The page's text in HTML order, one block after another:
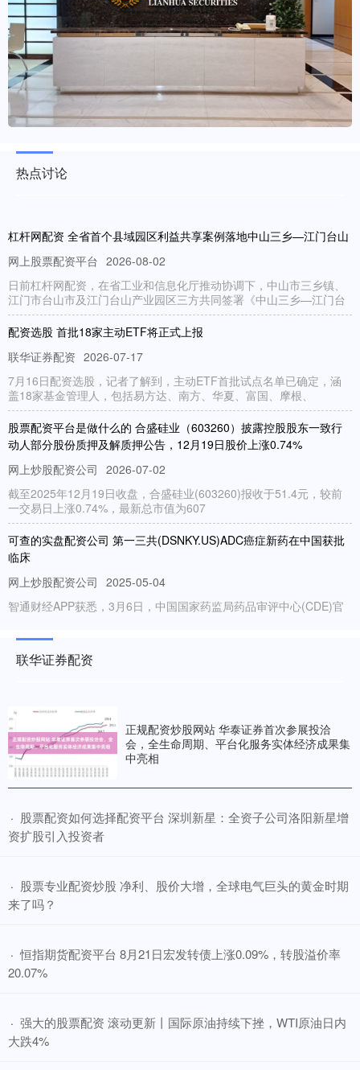
热点讨论
杠杆网配资 全省首个县域园区利益共享案例落地中山三乡—江门台山
网上股票配资平台 2026-08-02
日前杠杆网配资，在省工业和信息化厅推动协调下，中山市三乡镇、
江门市台山市及江门台山产业园区三方共同签署《中山三乡—江门台
配资选股 首批18家主动ETF将正式上报
联华证券配资 2026-07-17
7月16日配资选股，记者了解到，主动ETF首批试点名单已确定，涵
盖18家基金管理人，包括易方达、南方、华夏、富国、摩根、
股票配资平台是做什么的 合盛硅业（603260）披露控股股东一致行
动人部分股份质押及解质押公告，12月19日股价上涨0.74%
网上炒股配资公司 2026-07-02
截至2025年12月19日收盘，合盛硅业(603260)报收于51.4元，较前
一交易日上涨0.74%，最新总市值为607
可查的实盘配资公司 第一三共(DSNKY.US)ADC癌症新药在中国获批
临床
网上炒股配资公司 2025-05-04
智通财经APP获悉，3月6日，中国国家药监局药品审评中心(CDE)官
股票配资全攻略 新年抱团拓市场 浙江多个外贸团组赴境外参展
参加英国伯明翰春季消费品展，获取意向订单超2000万
联华证券配资
正规配资炒股网站 华泰证券首次参展投洽
会，全生命周期、平台化服务实体经济成果集
中亮相
· ​股票配资如何选择配资平台 深圳新星：全资子公司洛阳新星增
资扩股引入投资者
· ​股票专业配资炒股 净利、股价大增，全球电气巨头的黄金时期
来了吗？
· ​恒指期货配资平台 8月21日宏发转债上涨0.09%，转股溢价率
20.07%
· ​强大的股票配资 滚动更新丨国际原油持续下挫，WTI原油日内
大跌4%